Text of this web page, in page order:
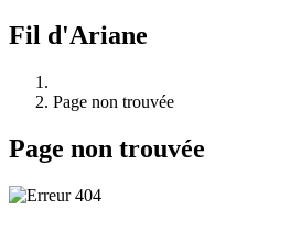
Fil d'Ariane
Page non trouvée
Page non trouvée